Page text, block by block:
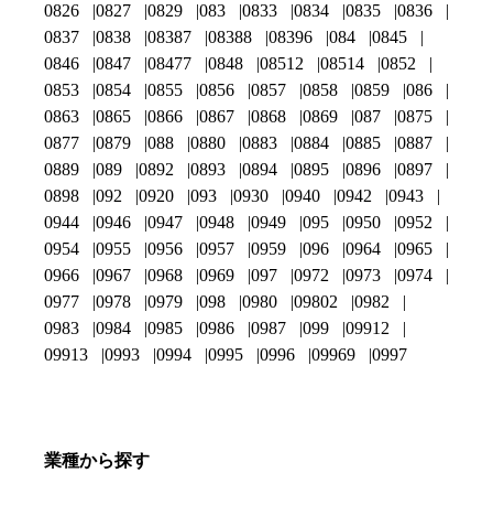
0826
0827 0829 083 0833 0834 0835
0836
0837
0838 08387 08388 08396 084
0845
0846
0847 08477 0848 08512 08514
0852
0853
0854 0855 0856 0857 0858 0859
086
0863
0865 0866 0867 0868 0869 087
0875
0877
0879 088 0880 0883 0884 0885
0887
0889
089 0892 0893 0894 0895 0896
0897
0898
092 0920 093 0930 0940 0942
0943
0944
0946 0947 0948 0949 095 0950
0952
0954
0955 0956 0957 0959 096 0964
0965
0966
0967 0968 0969 097 0972 0973
0974
0977
0978 0979 098 0980 09802
0982
0983
0984 0985 0986 0987 099
09912
09913
0993 0994 0995 0996 09969 0997
業種から探す